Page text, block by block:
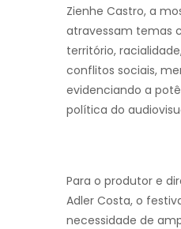
Zienhe Castro, a
atravessam temas
território,
conflitos sociais,
evidenciando a
política do
Para o produtor e
Adler Costa, o
necessidade de